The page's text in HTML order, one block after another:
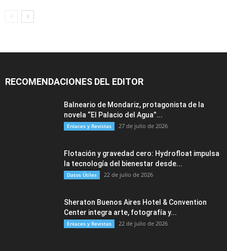
RECOMENDACIONES DEL EDITOR
Balneario de Mondariz, protagonista de la
novela “El Palacio del Agua”...
Enlaces y Revistas 27 de julio de 2026
Flotación y gravedad cero: Hydrofloat impulsa
la tecnología del bienestar desde...
Datos Útiles 22 de julio de 2026
Sheraton Buenos Aires Hotel & Convention
Center integra arte, fotografía y...
Enlaces y Revistas 22 de julio de 2026